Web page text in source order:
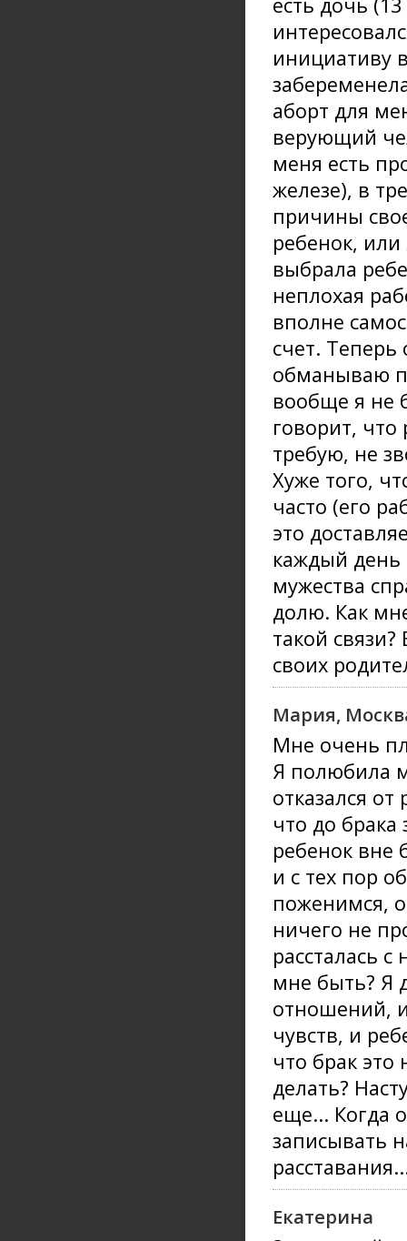
инициативу
аборт для
верующий
меня есть
железе), в
причины
ребенок, или
выбрала
неплохая
вполне
счет. Теперь
обманываю
вообще я не
говорит, что
требую, не
Хуже того,
часто (его
это
каждый день
мужества
долю. Как
такой
своих
Мария,
Мне очень
Я полюбила
отказался
что до
ребенок вне
и с тех пор
поженимся,
ничего не
рассталась
мне быть? Я
отношений,
чувств, и
что брак
делать?
еще... Когда
записывать
Екатерина